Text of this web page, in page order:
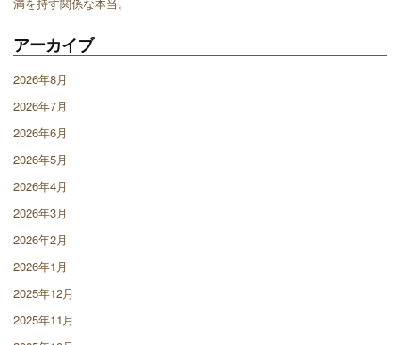
アーカイブ
2026年8月
2026年7月
2026年6月
2026年5月
2026年4月
2026年3月
2026年2月
2026年1月
2025年12月
2025年11月